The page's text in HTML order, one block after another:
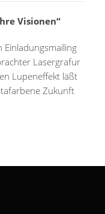
Visionen“
Lasergrafur
Lupeneffekt läßt
Zukunft